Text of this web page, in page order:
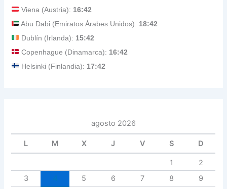
Viena (Austria): 16:42
Abu Dabi (Emiratos Árabes Unidos): 18:42
Dublín (Irlanda): 15:42
Copenhague (Dinamarca): 16:42
Helsinki (Finlandia): 17:42
agosto 2026
L M X J V S D
1
2
3
5 6 7 8
9